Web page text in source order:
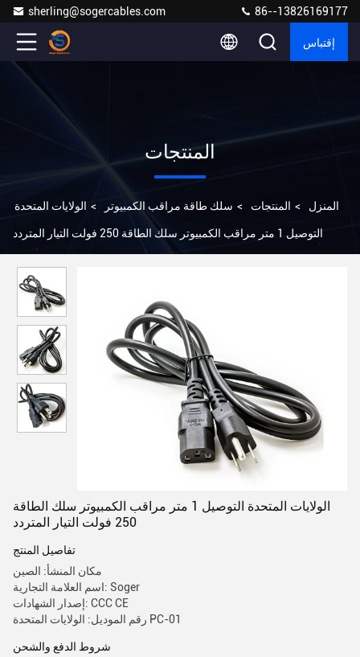
sherling@sogercables.com 86--13826169177
إقتباس
المنتجات
المنزل > المنتجات > سلك طاقة مراقب الكمبيوتر > الولايات المتحدة
التوصيل 1 متر مراقب الكمبيوتر سلك الطاقة 250 فولت التيار المتردد
الولايات المتحدة التوصيل 1 متر مراقب الكمبيوتر سلك الطاقة
250 فولت التيار المتردد
تفاصيل المنتج
مكان المنشأ: الصين
اسم العلامة التجارية: Soger
إصدار الشهادات: CCC CE
رقم الموديل: الولايات المتحدة PC-01
شروط الدفع والشحن